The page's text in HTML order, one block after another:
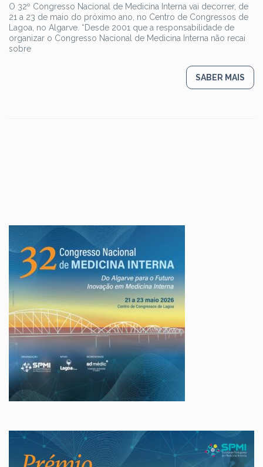
O 32º Congresso Nacional de Medicina Interna vai decorrer, de
21 a 23 de maio do próximo ano, no Centro de Congressos de
Lagoa, no Algarve. “Desde 2001 que a responsabilidade de
organizar o Congresso Nacional de Medicina Interna não recai
sobre
SABER MAIS